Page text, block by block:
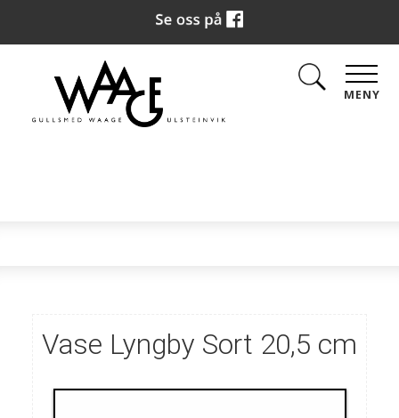
MENY
Vase Lyngby Sort 20,5 cm